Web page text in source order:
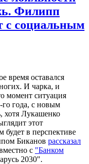
Филипп
с социальным
время оставался
И чарка, и
момент ситуация
года, с новым
хотя Лукашенко
этот
будет в перспективе
Биканов рассказал
с "Банком
2030".